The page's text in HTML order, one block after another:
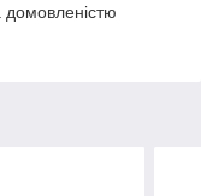
домовленістю